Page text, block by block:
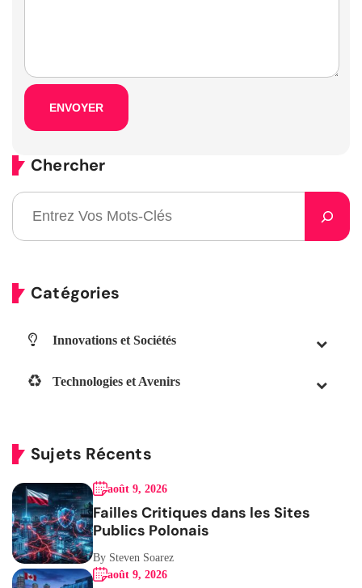
Chercher
Catégories
Innovations et Sociétés
Technologies et Avenirs
Sujets Récents
août 9, 2026
Failles Critiques dans les Sites
Publics Polonais
By Steven Soarez
août 9, 2026